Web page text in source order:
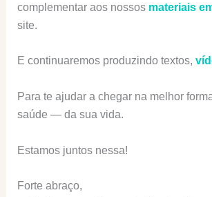
complementar aos nossos materiais
site.
E continuaremos produzindo textos,
Para te ajudar a chegar na melhor
saúde — da sua vida.
Estamos juntos nessa!
Forte abraço,